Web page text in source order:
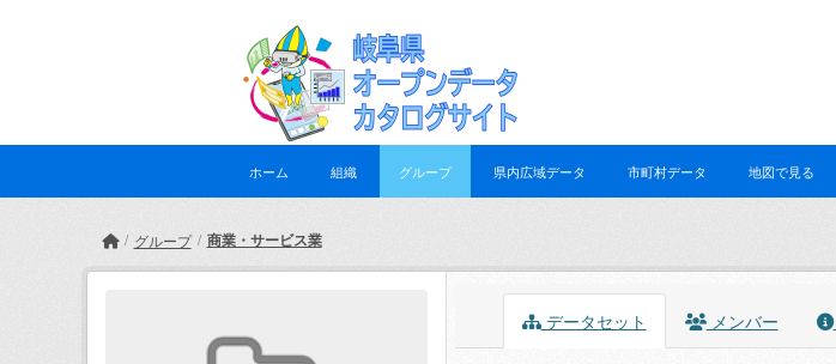
ホーム 組織 グループ 県内広域データ 市町村データ 地図で見る
グループ 商業・サービス業
データセット メンバー